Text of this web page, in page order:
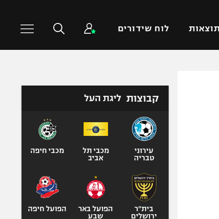
תוצאות לוח שידורים
טניס
כדורעף
ספורט אולימפי
קבוצות ליגת העל
עירוני
טבריה
מכבי תל
אביב
מכבי חיפה
בית"ר
ירושלים
הפועל באר
שבע
הפועל חיפה